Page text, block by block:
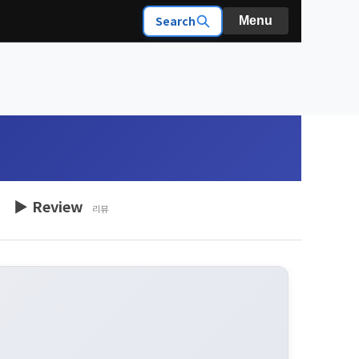
Search Menu
▶ Review 리뷰